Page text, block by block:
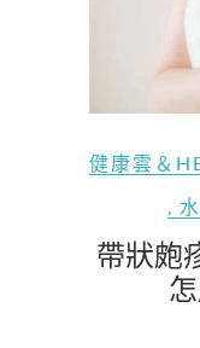
健康雲＆
,
帶狀皰